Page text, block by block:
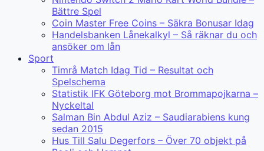
Bättre Spel
Coin Master Free Coins – Säkra Bonusar Idag
Handelsbanken Lånekalkyl – Så räknar du och
ansöker om lån
Sport
Timrå Match Idag Tid – Resultat och
Spelschema
Statistik IFK Göteborg mot Brommapojkarna –
Nyckeltal
Salman Bin Abdul Aziz – Saudiarabiens kung
sedan 2015
Hus Till Salu Degerfors – Över 70 objekt på